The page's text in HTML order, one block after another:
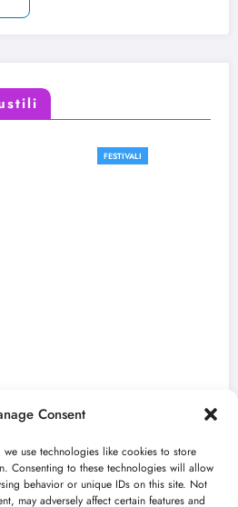
Consent
use technologies like cookies to store
Consenting to these technologies will allow
behavior or unique IDs on this site. Not
may adversely affect certain features and